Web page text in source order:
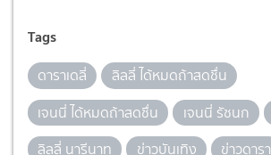
Tags
ดาราเดลี่
ลิลลี่ ได้หมดถ้าสดชื่น
เจนนี่ ได้หมดถ้าสดชื่น
เจนนี่ รัชนก
ลิลลี่ นารีนาท
ข่าวบันเทิง ข่าวดารา